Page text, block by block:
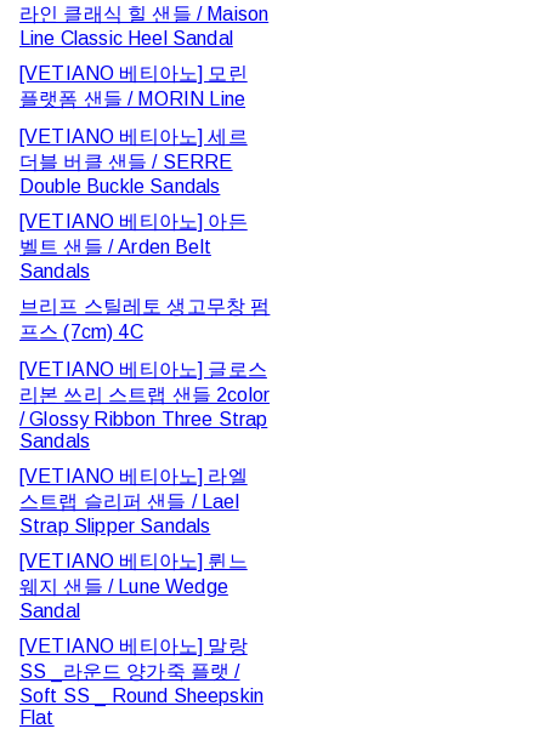
라인 클래식 힐 샌들 / Maison
Line Classic Heel Sandal
[VETIANO 베티아노] 모린
플랫폼 샌들 / MORIN Line
[VETIANO 베티아노] 세르
더블 버클 샌들 / SERRE
Double Buckle Sandals
[VETIANO 베티아노] 아든
벨트 샌들 / Arden Belt
Sandals
브리프 스틸레토 생고무창 펌
프스 (7cm) 4C
[VETIANO 베티아노] 글로스
리본 쓰리 스트랩 샌들 2color
/ Glossy Ribbon Three Strap
Sandals
[VETIANO 베티아노] 라엘
스트랩 슬리퍼 샌들 / Lael
Strap Slipper Sandals
[VETIANO 베티아노] 륀느
웨지 샌들 / Lune Wedge
Sandal
[VETIANO 베티아노] 말랑
SS _라운드 양가죽 플랫 /
Soft SS _ Round Sheepskin
Flat